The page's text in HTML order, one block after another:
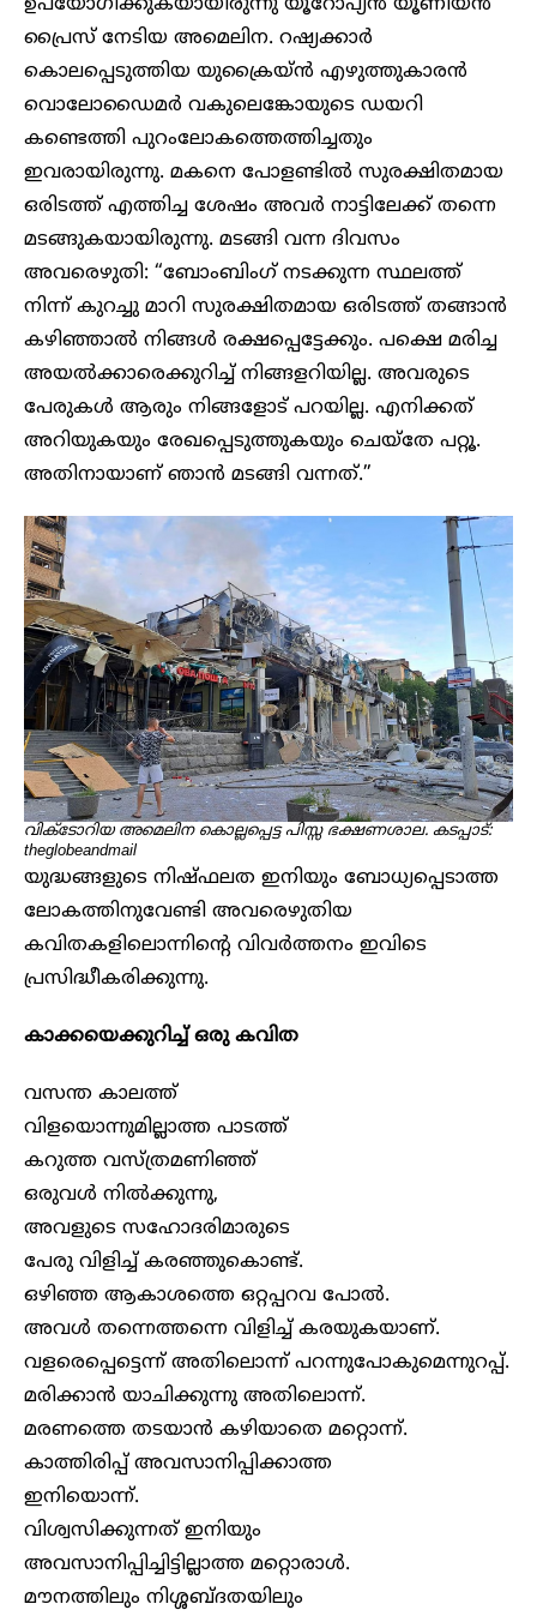
പ്രൈസ് നേടിയ അമെലിന. റഷ്യക്കാർ
കൊലപ്പെടുത്തിയ യുക്രൈയ്ൻ എഴുത്തുകാരൻ
വൊലോഡൈമർ വകുലെങ്കോയുടെ ഡയറി
കണ്ടെത്തി പുറംലോകത്തെത്തിച്ചതും
ഇവരായിരുന്നു. മകനെ പോളണ്ടിൽ സുരക്ഷിതമായ
ഒരിടത്ത് എത്തിച്ച ശേഷം അവർ നാട്ടിലേക്ക് തന്നെ
മടങ്ങുകയായിരുന്നു. മടങ്ങി വന്ന ദിവസം
അവരെഴുതി: “ബോംബിംഗ് നടക്കുന്ന സ്ഥലത്ത്
നിന്ന് കുറച്ചു മാറി സുരക്ഷിതമായ ഒരിടത്ത് തങ്ങാൻ
കഴിഞ്ഞാൽ നിങ്ങൾ രക്ഷപ്പെട്ടേക്കും. പക്ഷെ മരിച്ച
അയൽക്കാരെക്കുറിച്ച് നിങ്ങളറിയില്ല. അവരുടെ
പേരുകൾ ആരും നിങ്ങളോട് പറയില്ല. എനിക്കത്
അറിയുകയും രേഖപ്പെടുത്തുകയും ചെയ്തേ പറ്റൂ.
അതിനായാണ് ഞാൻ മടങ്ങി വന്നത്.”
വിക്ടോറിയ അമെലിന കൊല്ലപ്പെട്ട പിസ്സ ഭക്ഷണശാല. കടപ്പാട്:
theglobeandmail
യുദ്ധങ്ങളുടെ നിഷ്ഫലത ഇനിയും ബോധ്യപ്പെടാത്ത
ലോകത്തിനുവേണ്ടി അവരെഴുതിയ
കവിതകളിലൊന്നിന്റെ വിവർത്തനം ഇവിടെ
പ്രസിദ്ധീകരിക്കുന്നു.
കാക്കയെക്കുറിച്ച് ഒരു കവിത
വസന്ത കാലത്ത്
വിളയൊന്നുമില്ലാത്ത പാടത്ത്
കറുത്ത വസ്ത്രമണിഞ്ഞ്
ഒരുവൾ നിൽക്കുന്നു,
അവളുടെ സഹോദരിമാരുടെ
പേരു വിളിച്ച് കരഞ്ഞുകൊണ്ട്.
ഒഴിഞ്ഞ ആകാശത്തെ ഒറ്റപ്പറവ പോൽ.
അവൾ തന്നെത്തന്നെ വിളിച്ച് കരയുകയാണ്.
വളരെപ്പെട്ടെന്ന് അതിലൊന്ന് പറന്നുപോകുമെന്നുറപ്പ്.
മരിക്കാൻ യാചിക്കുന്നു അതിലൊന്ന്.
മരണത്തെ തടയാൻ കഴിയാതെ മറ്റൊന്ന്.
കാത്തിരിപ്പ് അവസാനിപ്പിക്കാത്ത
ഇനിയൊന്ന്.
വിശ്വസിക്കുന്നത് ഇനിയും
അവസാനിപ്പിച്ചിട്ടില്ലാത്ത മറ്റൊരാൾ.
മൗനത്തിലും നിശ്ശബ്ദതയിലും